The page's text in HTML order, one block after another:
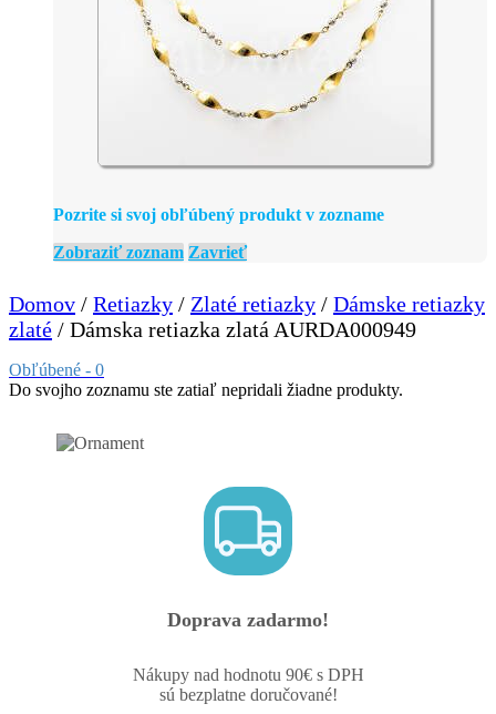
Pozrite si svoj obľúbený produkt v zozname
Zobraziť zoznam Zavrieť
Domov / Retiazky / Zlaté retiazky / Dámske retiazky
zlaté / Dámska retiazka zlatá AURDA000949
Obľúbené - 0
Do svojho zoznamu ste zatiaľ nepridali žiadne produkty.
Doprava zadarmo!
Nákupy nad hodnotu 90€ s DPH
sú bezplatne doručované!